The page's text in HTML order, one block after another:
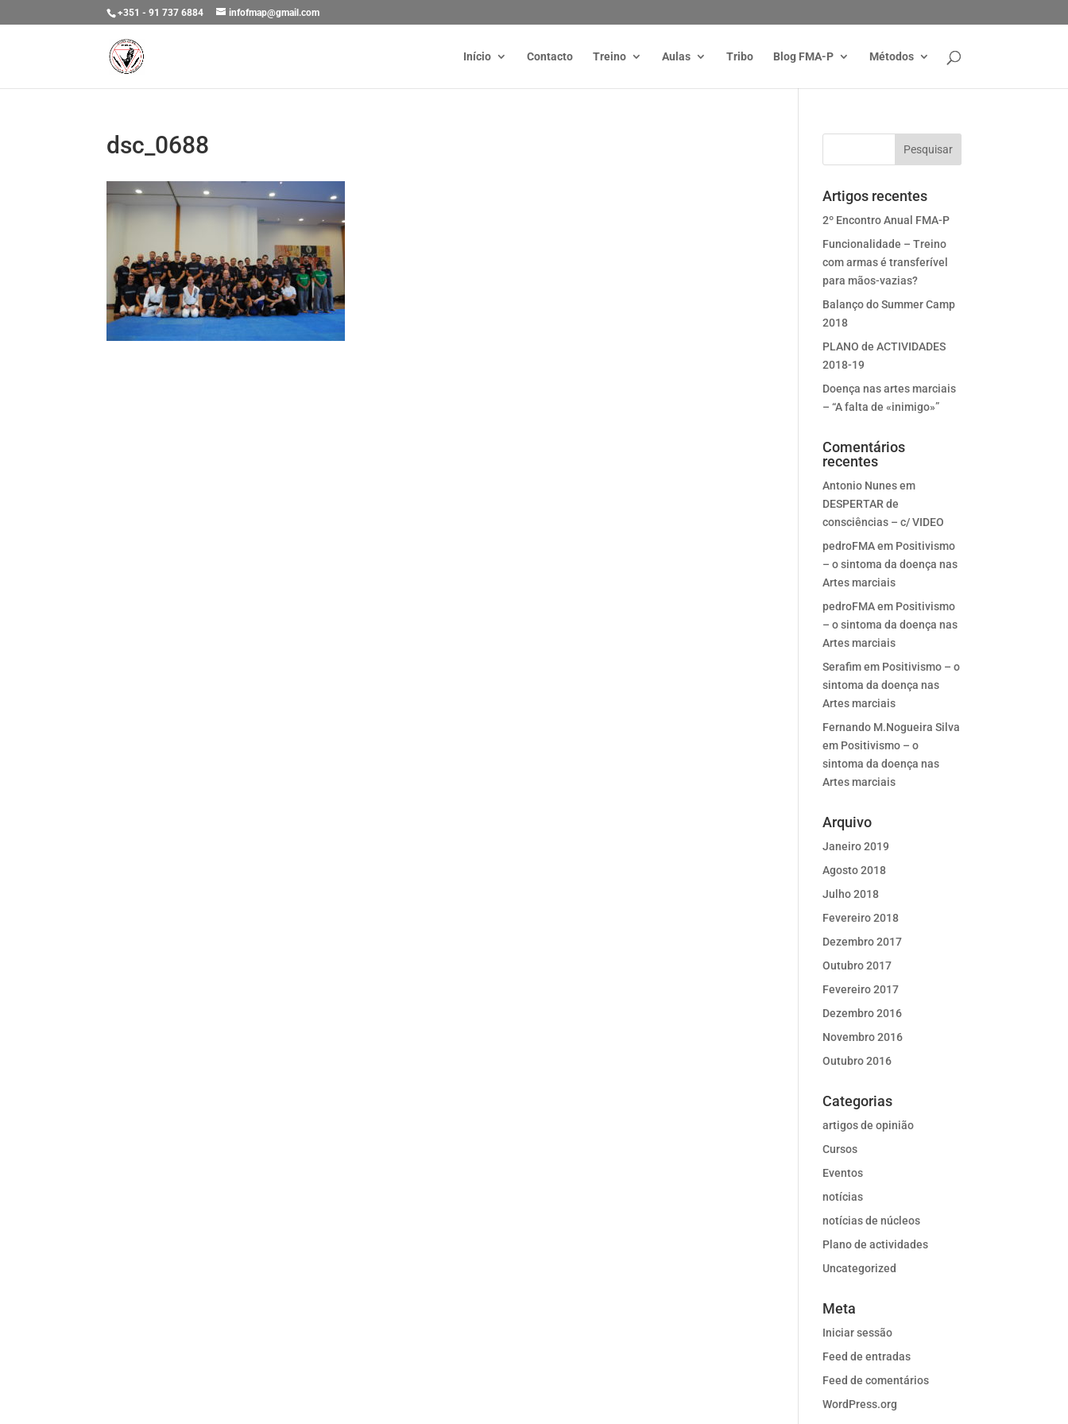
+351 - 91 737 6884 infofmap@gmail.com
Início Contacto Treino Aulas Tribo Blog FMA-P Métodos
dsc_0688
Artigos recentes
2º Encontro Anual FMA-P
Funcionalidade – Treino
com armas é transferível
para mãos-vazias?
Balanço do Summer Camp
2018
PLANO de ACTIVIDADES
2018-19
Doença nas artes marciais
– “A falta de «inimigo»”
Comentários
recentes
Antonio Nunesem
DESPERTAR de
consciências – c/ VIDEO
pedroFMAem Positivismo
– o sintoma da doença nas
Artes marciais
pedroFMAem Positivismo
– o sintoma da doença nas
Artes marciais
Serafimem Positivismo – o
sintoma da doença nas
Artes marciais
Fernando M.Nogueira Silva
em Positivismo – o
sintoma da doença nas
Artes marciais
Arquivo
Janeiro 2019
Agosto 2018
Julho 2018
Fevereiro 2018
Dezembro 2017
Outubro 2017
Fevereiro 2017
Dezembro 2016
Novembro 2016
Outubro 2016
Categorias
artigos de opinião
Cursos
Eventos
notícias
notícias de núcleos
Plano de actividades
Uncategorized
Meta
Iniciar sessão
Feed de entradas
Feed de comentários
WordPress.org